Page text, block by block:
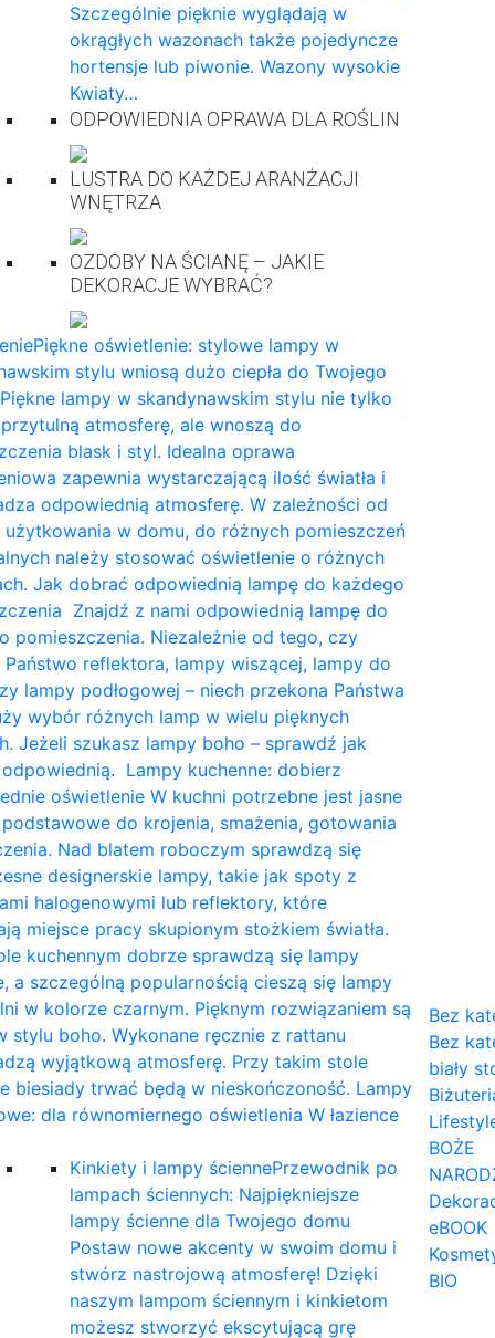
Szczególnie pięknie wyglądają w
okrągłych wazonach także pojedyncze
hortensje lub piwonie. Wazony wysokie
Kwiaty…
ODPOWIEDNIA OPRAWA DLA ROŚLIN
LUSTRA DO KAŻDEJ ARANŻACJI
WNĘTRZA
OZDOBY NA ŚCIANĘ – JAKIE
DEKORACJE WYBRAĆ?
Piękne oświetlenie: stylowe lampy w
stylu wniosą dużo ciepła do Twojego
lampy w skandynawskim stylu nie tylko
atmosferę, ale wnoszą do
blask i styl. Idealna oprawa
zapewnia wystarczającą ilość światła i
odpowiednią atmosferę. W zależności od
użytkowania w domu, do różnych pomieszczeń
należy stosować oświetlenie o różnych
Jak dobrać odpowiednią lampę do każdego
Znajdź z nami odpowiednią lampę do
pomieszczenia. Niezależnie od tego, czy
Państwo reflektora, lampy wiszącej, lampy do
lampy podłogowej – niech przekona Państwa
wybór różnych lamp w wielu pięknych
Jeżeli szukasz lampy boho – sprawdź jak
Lampy kuchenne: dobierz
oświetlenie W kuchni potrzebne jest jasne
podstawowe do krojenia, smażenia, gotowania
Nad blatem roboczym sprawdzą się
designerskie lampy, takie jak spoty z
halogenowymi lub reflektory, które
miejsce pracy skupionym stożkiem światła.
kuchennym dobrze sprawdzą się lampy
a szczególną popularnością cieszą się lampy
w kolorze czarnym. Pięknym rozwiązaniem są
stylu boho. Wykonane ręcznie z rattanu
wyjątkową atmosferę. Przy takim stole
biesiady trwać będą w nieskończoność. Lampy
dla równomiernego oświetlenia W łazience
Kinkiety i lampy ściennePrzewodnik po
lampach ściennych: Najpiękniejsze
lampy ścienne dla Twojego domu
Postaw nowe akcenty w swoim domu i
stwórz nastrojową atmosferę! Dzięki
naszym lampom ściennym i kinkietom
możesz stworzyć ekscytującą grę
Bez
Bez
biały
BOŻE
eBOOK
BIO